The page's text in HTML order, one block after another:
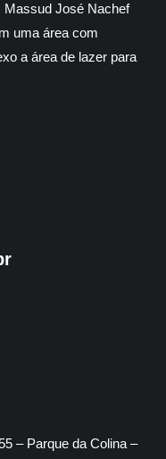
Massud José Nachef
uma área com
a área de lazer para
– Parque da Colina –